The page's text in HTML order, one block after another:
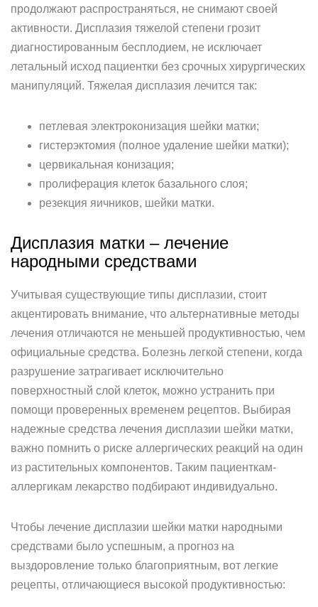
продолжают распространяться, не снимают своей
активности. Дисплазия тяжелой степени грозит
диагностированным бесплодием, не исключает
летальный исход пациентки без срочных хирургических
манипуляций. Тяжелая дисплазия лечится так:
петлевая электроконизация шейки матки;
гистерэктомия (полное удаление шейки матки);
цервикальная конизация;
пролиферация клеток базального слоя;
резекция яичников, шейки матки.
Дисплазия матки – лечение
народными средствами
Учитывая существующие типы дисплазии, стоит
акцентировать внимание, что альтернативные методы
лечения отличаются не меньшей продуктивностью, чем
официальные средства. Болезнь легкой степени, когда
разрушение затрагивает исключительно
поверхностный слой клеток, можно устранить при
помощи проверенных временем рецептов. Выбирая
надежные средства лечения дисплазии шейки матки,
важно помнить о риске аллергических реакций на один
из растительных компонентов. Таким пациенткам-
аллергикам лекарство подбирают индивидуально.
Чтобы лечение дисплазии шейки матки народными
средствами было успешным, а прогноз на
выздоровление только благоприятным, вот легкие
рецепты, отличающиеся высокой продуктивностью: